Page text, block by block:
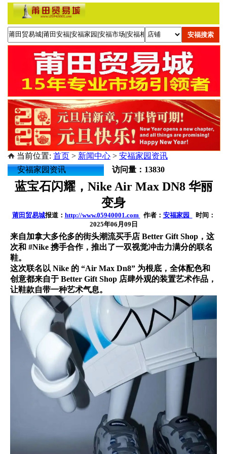
当前位置: 首页 > 新闻中心 > 安福家园资讯
安福家园资讯
访问量：13830
蓝宝石闪耀，Nike Air Max DN8 华丽
变身
莆田贸易城报道： http://www.05940001.com 作者： 安福家园
时间：
2025年06月09日
来自加拿大多伦多的街头潮流买手店 Better Gift Shop，这
次和 #Nike 携手合作，推出了一双视觉冲击力满分的联名
鞋。
这次联名以 Nike 的 “Air Max Dn8” 为根底，全体配色和
创意都来自于 Better Gift Shop 店肆外观的装置艺术作品，
让鞋款自带一种艺术气息。